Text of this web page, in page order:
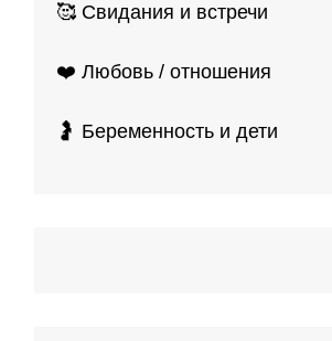
🥰 Свидания и встречи
❤️ Любовь / отношения
🤰 Беременность и дети